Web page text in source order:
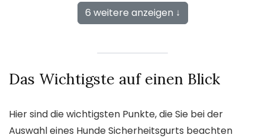
6 weitere anzeigen ↓
Das Wichtigste auf einen Blick
Hier sind die wichtigsten Punkte, die Sie bei der
Auswahl eines Hunde Sicherheitsgurts beachten